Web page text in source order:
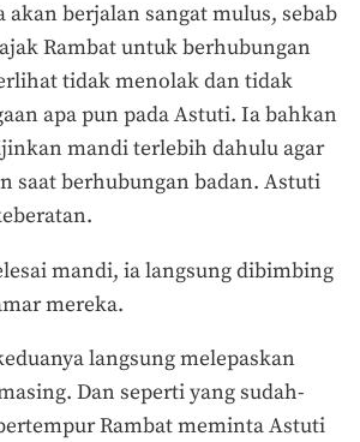
akan berjalan sangat mulus, sebab
Rambat untuk berhubungan
tidak menolak dan tidak
apa pun pada Astuti. Ia bahkan
mandi terlebih dahulu agar
saat berhubungan badan. Astuti
mandi, ia langsung dibimbing
mereka.
langsung melepaskan
Dan seperti yang sudah-
Rambat meminta Astuti